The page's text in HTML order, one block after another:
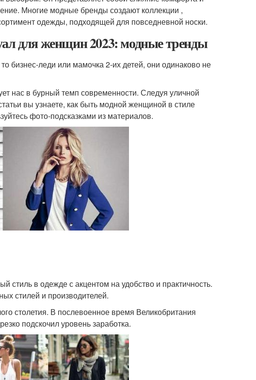
Многие модные бренды создают коллекции ,
одежды, подходящей для повседневной носки.
для женщин 2023: модные тренды
бизнес-леди или мамочка 2-их детей, они одинаково не
нас в бурный темп современности. Следуя уличной
вы узнаете, как быть модной женщиной в стиле
фото-подсказками из материалов.
стиль в одежде с акцентом на удобство и практичность.
стилей и производителей.
столетия. В послевоенное время Великобритания
подскочил уровень заработка.